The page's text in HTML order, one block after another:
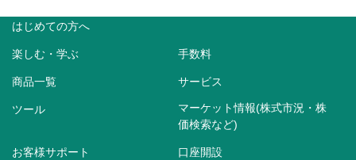
はじめての方へ
楽しむ・学ぶ 手数料
商品一覧 サービス
ツール
マーケット情報(株式市況・株
価検索など)
お客様サポート 口座開設